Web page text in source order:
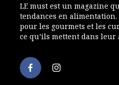
LE must est un magazine
tendances en
pour les gourmets et les
ce qu’ils mettent dans leur